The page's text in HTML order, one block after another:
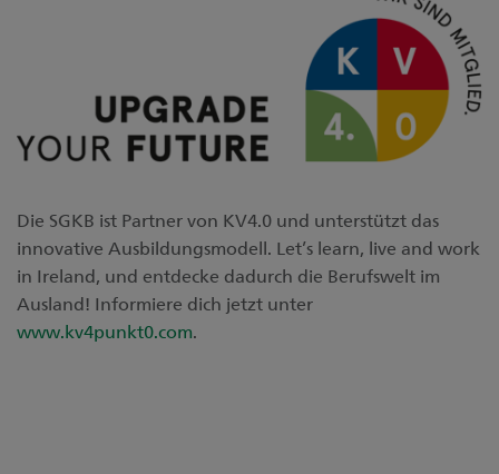
Die SGKB ist Partner von KV4.0 und unterstützt das
innovative Ausbildungsmodell. Let’s learn, live and work
in Ireland, und entdecke dadurch die Berufswelt im
Ausland! Informiere dich jetzt unter
www.kv4punkt0.com.